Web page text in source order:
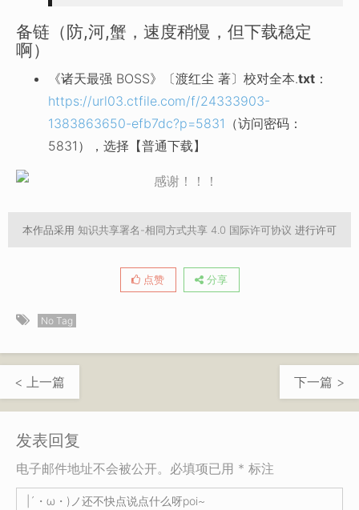
备链（防,河,蟹，速度稍慢，但下载稳定
啊）
《诸天最强 BOSS》〔渡红尘 著〕校对全本.txt ：
https://url03.ctfile.com/f/24333903-
1383863650-efb7dc?p=5831 （访问密码：
5831），选择【普通下载】
本作品采用 知识共享署名-相同方式共享 4.0 国际许可协议 进行许可
点赞 分享
No Tag
< 上一篇 下一篇 >
发表回复
电子邮件地址不会被公开。必填项已用 * 标注